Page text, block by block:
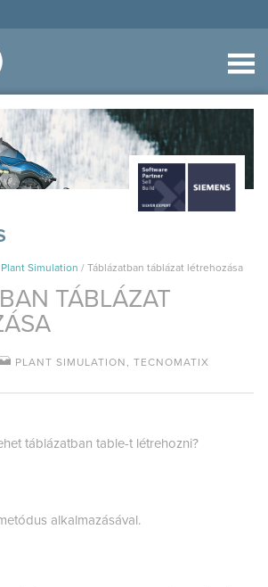
Plant Simulation / Táblázatban táblázat létrehozása
TÁBLÁZAT
PLANT SIMULATION , TECNOMATIX
táblázatban table-t létrehozni?
alkalmazásával.